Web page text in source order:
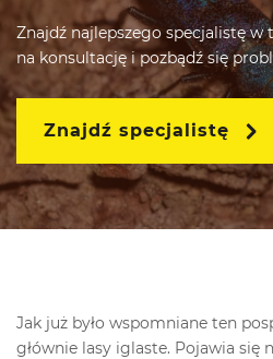
Znajdź najlepszego specjalistę
na konsultację i pozbądź się
Znajdź specjalistę
Jak już było wspomniane ten
głównie lasy iglaste. Pojawia się